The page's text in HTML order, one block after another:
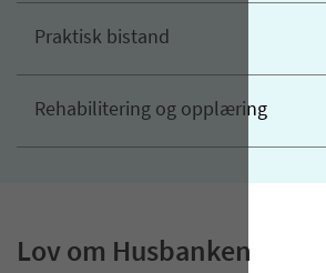
Praktisk bistand
Rehabilitering og opplæring
Lov om Husbanken